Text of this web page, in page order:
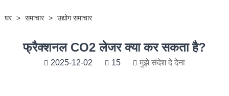
घर > समाचार > उद्योग समाचार
फ्रैक्शनल CO2 लेजर क्या कर सकता है?
2025-12-02 15 मुझे संदेश दे देना